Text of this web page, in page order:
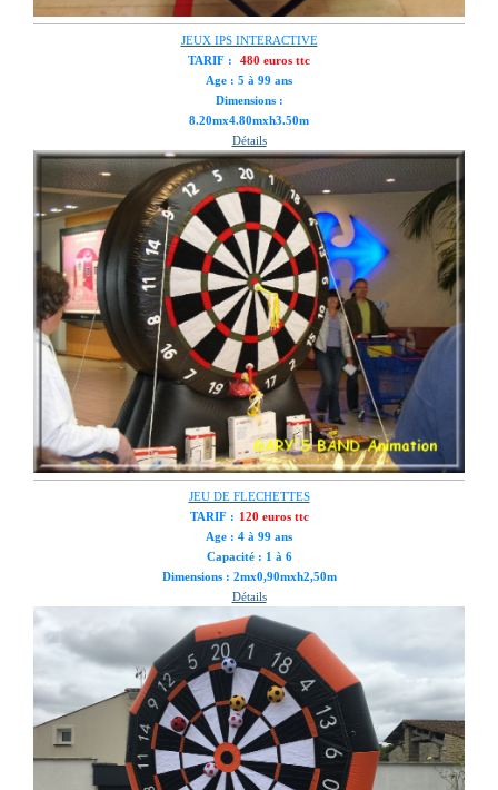
JEUX IPS INTERACTIVE
TARIF :
480 euros ttc
Age : 5 à 99 ans
Dimensions :
8.20mx4.80mxh3.50m
Détails
JEU DE FLECHETTES
TARIF : 120 euros ttc
Age : 4 à 99 ans
Capacité : 1 à 6
Dimensions : 2mx0,90mxh2,50m
Détails